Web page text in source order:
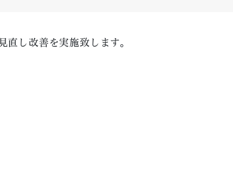
し改善を実施致します。